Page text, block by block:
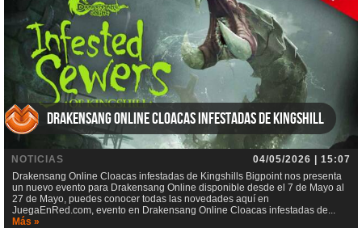
Drakensang Online Cloacas infestadas de Kingshill
NOTICIAS
04/05/2026 | 15:07
Drakensang Online Cloacas infestadas de Kingshills Bigpoint nos presenta
un nuevo evento para Drakensang Online disponible desde el 7 de Mayo al
27 de Mayo, puedes conocer todas las novedades aquí en
JuegaEnRed.com, evento en Drakensang Online Cloacas infestadas de...
Más »